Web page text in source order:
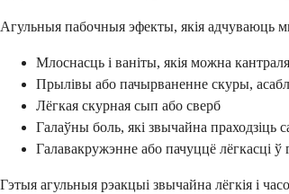
Агульныя пабочныя эфекты, якія адчуваюць
Млоснасць і ваніты, якія можна
Прылівы або пачырваненне скуры,
Лёгкая скурная сып або сверб
Галаўны боль, які звычайна праходзіць
Галавакружэнне або пачуццё лёгкасці ў
Гэтыя агульныя рэакцыі звычайна лёгкія і